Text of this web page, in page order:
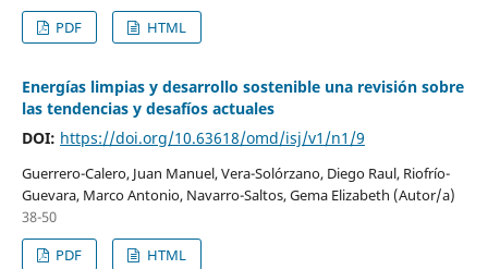
PDF
HTML
Energías limpias y desarrollo sostenible una revisión sobre
las tendencias y desafíos actuales
DOI: https://doi.org/10.63618/omd/isj/v1/n1/9
Guerrero-Calero, Juan Manuel, Vera-Solórzano, Diego Raul, Riofrío-
Guevara, Marco Antonio, Navarro-Saltos, Gema Elizabeth (Autor/a)
38-50
PDF
HTML